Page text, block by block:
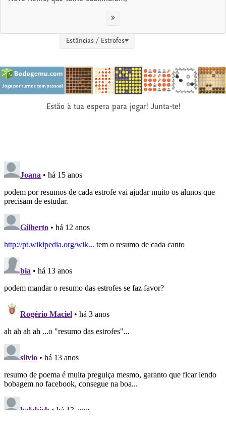
Estâncias / Estrofes
Estão à tua espera para jogar! Junta-te!